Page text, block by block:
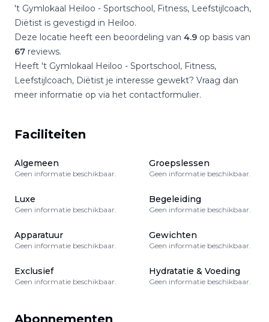
't Gymlokaal Heiloo - Sportschool, Fitness, Leefstijlcoach,
Diëtist is gevestigd in Heiloo.
Deze locatie heeft een beoordeling van 4.9 op basis van
67 reviews.
Heeft 't Gymlokaal Heiloo - Sportschool, Fitness,
Leefstijlcoach, Diëtist je interesse gewekt? Vraag dan
meer informatie op via het contactformulier.
Faciliteiten
Algemeen
Geen informatie beschikbaar.
Groepslessen
Geen informatie beschikbaar.
Luxe
Geen informatie beschikbaar.
Begeleiding
Geen informatie beschikbaar.
Apparatuur
Geen informatie beschikbaar.
Gewichten
Geen informatie beschikbaar.
Exclusief
Geen informatie beschikbaar.
Hydratatie & Voeding
Geen informatie beschikbaar.
Abonnementen